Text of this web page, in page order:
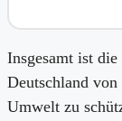
Insgesamt ist
Deutschland
Umwelt zu